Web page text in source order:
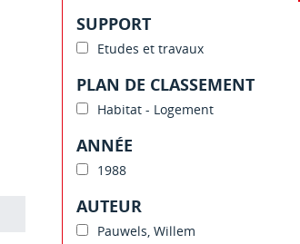
SUPPORT
Etudes et travaux
PLAN DE CLASSEMENT
Habitat - Logement
ANNÉE
1988
AUTEUR
Pauwels, Willem